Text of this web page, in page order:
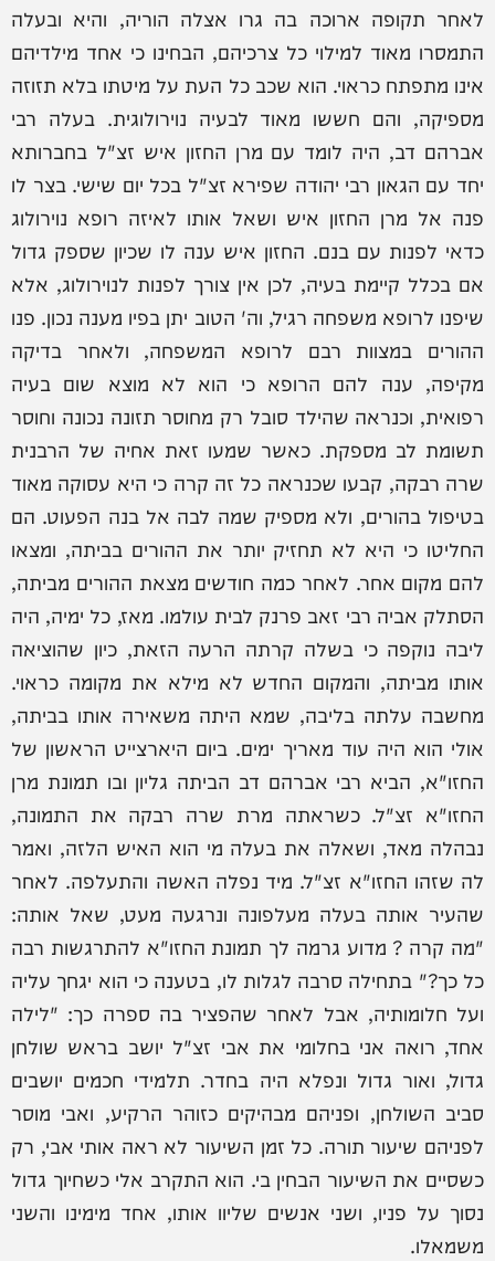
לאחר תקופה ארוכה בה גרו אצלה הוריה, והיא ובעלה
התמסרו מאוד למילוי כל צרכיהם, הבחינו כי אחד מילדיהם
אינו מתפתח כראוי. הוא שכב כל העת על מיטתו בלא תזוזה
מספיקה, והם חששו מאוד לבעיה נוירולוגית. בעלה רבי
אברהם דב, היה לומד עם מרן החזון איש זצ"ל בחברותא
יחד עם הגאון רבי יהודה שפירא זצ"ל בכל יום שישי. בצר לו
פנה אל מרן החזון איש ושאל אותו לאיזה רופא נוירולוג
כדאי לפנות עם בנם. החזון איש ענה לו שכיון שספק גדול
אם בכלל קיימת בעיה, לכן אין צורך לפנות לנוירולוג, אלא
שיפנו לרופא משפחה רגיל, וה' הטוב יתן בפיו מענה נכון. פנו
ההורים במצוות רבם לרופא המשפחה, ולאחר בדיקה
מקיפה, ענה להם הרופא כי הוא לא מוצא שום בעיה
רפואית, וכנראה שהילד סובל רק מחוסר תזונה נכונה וחוסר
תשומת לב מספקת. כאשר שמעו זאת אחיה של הרבנית
שרה רבקה, קבעו שכנראה כל זה קרה כי היא עסוקה מאוד
בטיפול בהורים, ולא מספיק שמה לבה אל בנה הפעוט. הם
החליטו כי היא לא תחזיק יותר את ההורים בביתה, ומצאו
להם מקום אחר. לאחר כמה חודשים מצאת ההורים מביתה,
הסתלק אביה רבי זאב פרנק לבית עולמו. מאז, כל ימיה, היה
ליבה נוקפה כי בשלה קרתה הרעה הזאת, כיון שהוציאה
אותו מביתה, והמקום החדש לא מילא את מקומה כראוי.
מחשבה עלתה בליבה, שמא היתה משאירה אותו בביתה,
אולי הוא היה עוד מאריך ימים. ביום היארצייט הראשון של
החזו"א, הביא רבי אברהם דב הביתה גליון ובו תמונת מרן
החזו"א זצ"ל. כשראתה מרת שרה רבקה את התמונה,
נבהלה מאד, ושאלה את בעלה מי הוא האיש הלזה, ואמר
לה שזהו החזו"א זצ"ל. מיד נפלה האשה והתעלפה. לאחר
שהעיר אותה בעלה מעלפונה ונרגעה מעט, שאל אותה:
"מה קרה ? מדוע גרמה לך תמונת החזו"א להתרגשות רבה
כל כך?" בתחילה סרבה לגלות לו, בטענה כי הוא יגחך עליה
ועל חלומותיה, אבל לאחר שהפציר בה ספרה כך: "לילה
אחד, רואה אני בחלומי את אבי זצ"ל יושב בראש שולחן
גדול, ואור גדול ונפלא היה בחדר. תלמידי חכמים יושבים
סביב השולחן, ופניהם מבהיקים כזוהר הרקיע, ואבי מוסר
לפניהם שיעור תורה. כל זמן השיעור לא ראה אותי אבי, רק
כשסיים את השיעור הבחין בי. הוא התקרב אלי כשחיוך גדול
נסוך על פניו, ושני אנשים שליוו אותו, אחד מימינו והשני
משמאלו.